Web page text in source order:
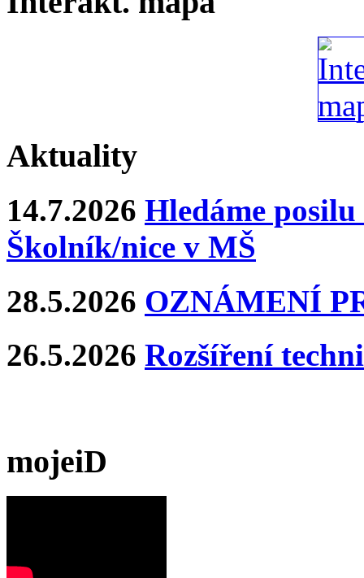
Aktuality
14.7.2026 Hledáme
Školník/nice v MŠ
28.5.2026 OZNÁMENÍ
26.5.2026 Rozšíření
mojeiD